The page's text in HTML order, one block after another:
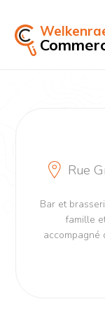
Rue
Bar et
famille
accompagné